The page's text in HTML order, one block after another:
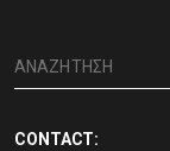
CONTACT: